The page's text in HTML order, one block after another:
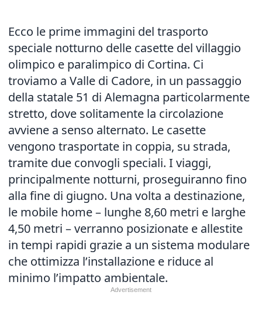
Ecco le prime immagini del trasporto
speciale notturno delle casette del villaggio
olimpico e paralimpico di Cortina. Ci
troviamo a Valle di Cadore, in un passaggio
della statale 51 di Alemagna particolarmente
stretto, dove solitamente la circolazione
avviene a senso alternato. Le casette
vengono trasportate in coppia, su strada,
tramite due convogli speciali. I viaggi,
principalmente notturni, proseguiranno fino
alla fine di giugno. Una volta a destinazione,
le mobile home – lunghe 8,60 metri e larghe
4,50 metri – verranno posizionate e allestite
in tempi rapidi grazie a un sistema modulare
che ottimizza l’installazione e riduce al
minimo l’impatto ambientale.